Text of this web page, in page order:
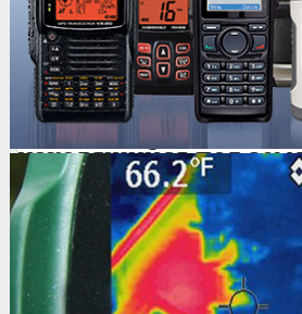
Описание:
Портативный
поможет
находящийся под
ювелирное изделие.
возможно
залегания.
небольшой вес.